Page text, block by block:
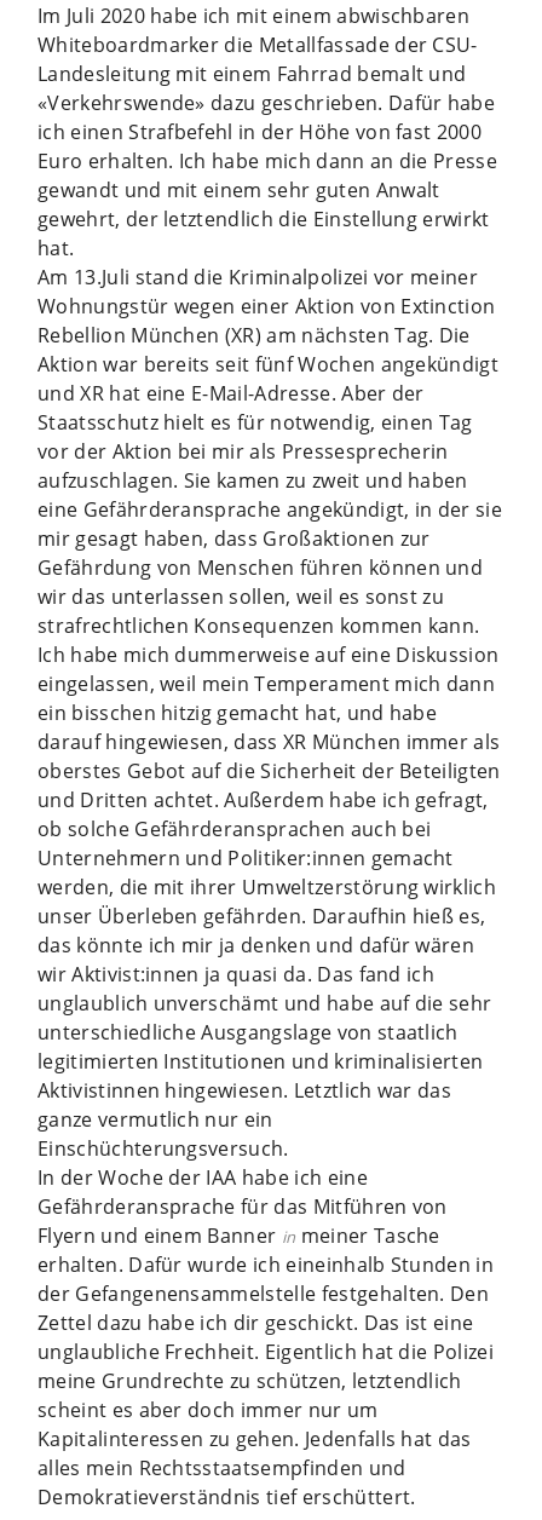
Im Juli 2020 habe ich mit einem abwischbaren
Whiteboardmarker die Metallfassade der CSU-
Landesleitung mit einem Fahrrad bemalt und
«Verkehrswende» dazu geschrieben. Dafür habe
ich einen Strafbefehl in der Höhe von fast 2000
Euro erhalten. Ich habe mich dann an die Presse
gewandt und mit einem sehr guten Anwalt
gewehrt, der letztendlich die Einstellung erwirkt
hat.
Am 13.Juli stand die Kriminalpolizei vor meiner
Wohnungstür wegen einer Aktion von Extinction
Rebellion München (XR) am nächsten Tag. Die
Aktion war bereits seit fünf Wochen angekündigt
und XR hat eine E-Mail-Adresse. Aber der
Staatsschutz hielt es für notwendig, einen Tag
vor der Aktion bei mir als Pressesprecherin
aufzuschlagen. Sie kamen zu zweit und haben
eine Gefährderansprache angekündigt, in der sie
mir gesagt haben, dass Großaktionen zur
Gefährdung von Menschen führen können und
wir das unterlassen sollen, weil es sonst zu
strafrechtlichen Konsequenzen kommen kann.
Ich habe mich dummerweise auf eine Diskussion
eingelassen, weil mein Temperament mich dann
ein bisschen hitzig gemacht hat, und habe
darauf hingewiesen, dass XR München immer als
oberstes Gebot auf die Sicherheit der Beteiligten
und Dritten achtet. Außerdem habe ich gefragt,
ob solche Gefährderansprachen auch bei
Unternehmern und Politiker:innen gemacht
werden, die mit ihrer Umweltzerstörung wirklich
unser Überleben gefährden. Daraufhin hieß es,
das könnte ich mir ja denken und dafür wären
wir Aktivist:innen ja quasi da. Das fand ich
unglaublich unverschämt und habe auf die sehr
unterschiedliche Ausgangslage von staatlich
legitimierten Institutionen und kriminalisierten
Aktivistinnen hingewiesen. Letztlich war das
ganze vermutlich nur ein
Einschüchterungsversuch.
In der Woche der IAA habe ich eine
Gefährderansprache für das Mitführen von
Flyern und einem Banner in meiner Tasche
erhalten. Dafür wurde ich eineinhalb Stunden in
der Gefangenensammelstelle festgehalten. Den
Zettel dazu habe ich dir geschickt. Das ist eine
unglaubliche Frechheit. Eigentlich hat die Polizei
meine Grundrechte zu schützen, letztendlich
scheint es aber doch immer nur um
Kapitalinteressen zu gehen. Jedenfalls hat das
alles mein Rechtsstaatsempfinden und
Demokratieverständnis tief erschüttert.